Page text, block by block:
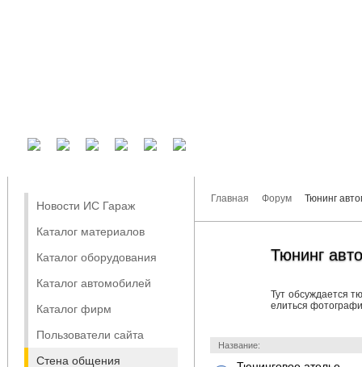
Новости ИС Гараж
Каталог материалов
Каталог оборудования
Каталог автомобилей
Каталог фирм
Пользователи сайта
Стена общения
Главная Форум Тюнинг
Тюнинг
Тут обсуждается
елиться
Название: